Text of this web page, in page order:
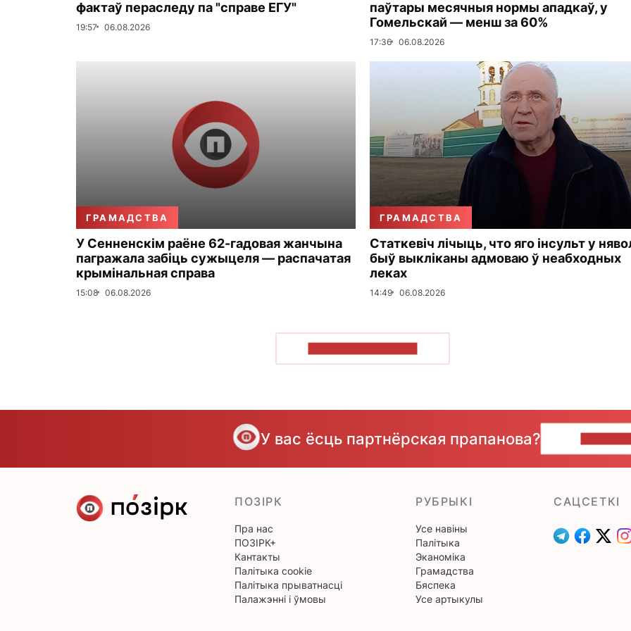
фактаў пераследу па "справе ЕГУ"
19:57 06.08.2026
паўтары месячныя нормы ападкаў, у
Гомельскай — менш за 60%
17:36 06.08.2026
ГРАМАДСТВА
У Сенненскім раёне 62-гадовая жанчына
пагражала забіць сужыцеля — распачатая
крымінальная справа
15:08 06.08.2026
ГРАМАДСТВА
Статкевіч лічыць, что яго інсульт у
быў выкліканы адмоваю ў неабходных
леках
14:49 06.08.2026
У вас ёсць партнёрская прапанова?
ПОЗІРК
Пра нас
ПОЗІРК+
Кантакты
Палітыка cookie
Палітыка прыватнасці
Палажэнні і ўмовы
РУБРЫКІ
Усе навіны
Палітыка
Эканоміка
Грамадства
Бяспека
Усе артыкулы
САЦСЕТКІ